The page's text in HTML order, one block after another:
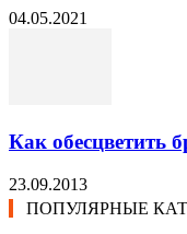
04.05.2021
Как обесцветить
23.09.2013
ПОПУЛЯРНЫЕ